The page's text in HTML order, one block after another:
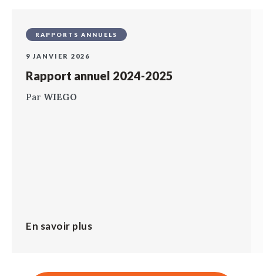
RAPPORTS ANNUELS
9 JANVIER 2026
Rapport annuel 2024-2025
Par WIEGO
En savoir plus